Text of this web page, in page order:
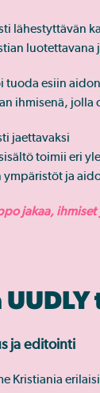
lähestyttävän
tuoda esiin
ihmisenä, jolla
jaettavaksi
toimii eri
ja
jakaa,
ja editointi
Kristiania